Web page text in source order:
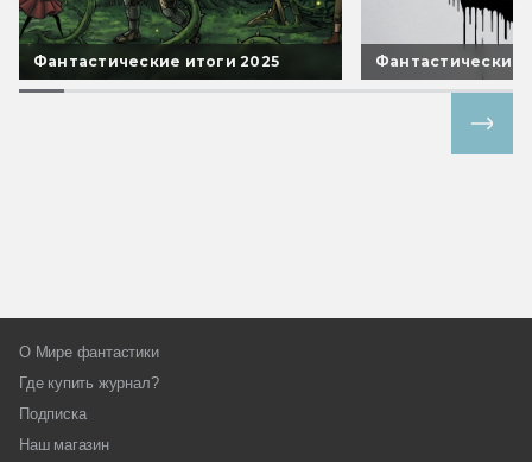
Фантастические итоги 2025 Фантастические
О Мире фантастики
Где купить журнал?
Подписка
Наш магазин